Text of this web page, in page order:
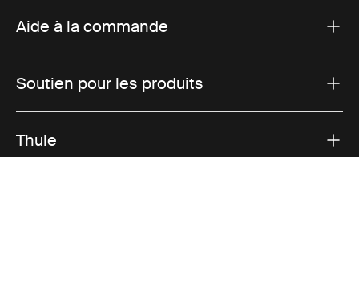
Aide à la commande
Soutien pour les produits
Thule